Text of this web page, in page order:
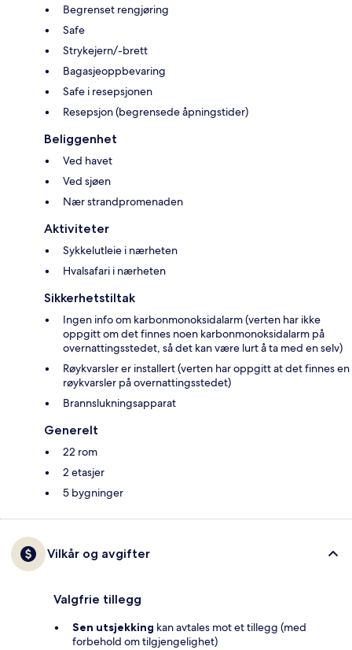
Begrenset rengjøring
Safe
Strykejern/-brett
Bagasjeoppbevaring
Safe i resepsjonen
Resepsjon (begrensede åpningstider)
Beliggenhet
Ved havet
Ved sjøen
Nær strandpromenaden
Aktiviteter
Sykkelutleie i nærheten
Hvalsafari i nærheten
Sikkerhetstiltak
Ingen info om karbonmonoksidalarm (verten har ikke
oppgitt om det finnes noen karbonmonoksidalarm på
overnattingsstedet, så det kan være lurt å ta med en selv)
Røykvarsler er installert (verten har oppgitt at det finnes en
røykvarsler på overnattingsstedet)
Brannslukningsapparat
Generelt
22 rom
2 etasjer
5 bygninger
Vilkår og avgifter
Valgfrie tillegg
Sen utsjekking kan avtales mot et tillegg (med
forbehold om tilgjengelighet)